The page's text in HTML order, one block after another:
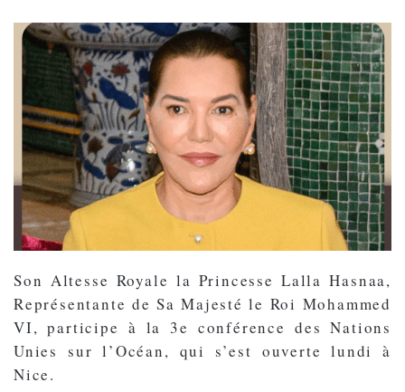
Son Altesse Royale la Princesse Lalla Hasnaa,
Représentante de Sa Majesté le Roi Mohammed
VI, participe à la 3e conférence des Nations
Unies sur l’Océan, qui s’est ouverte lundi à
Nice.